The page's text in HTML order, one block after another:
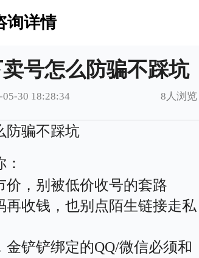
询详情
号怎么防骗不踩坑
05-30 18:28:34 8人浏览
防骗不踩坑
价，别被低价收号的套路
收钱，也别点陌生链接走私
铲铲绑定的QQ/微信必须和